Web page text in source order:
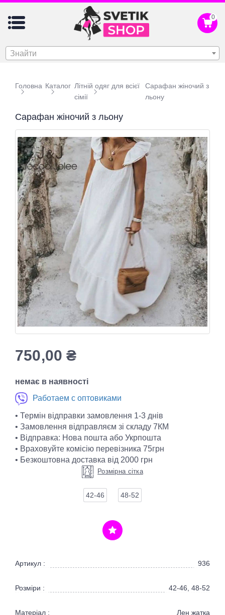
0
Знайти
Головна Каталог Літній одяг для всієї
сімії
Сарафан жіночий з
льону
Сарафан жіночий з льону
750,00₴
немає в наявності
Работаем с оптовиками
• Термін відправки замовлення 1-3 днів
• Замовлення відправляєм зі складу 7КМ
• Відправка: Нова пошта або Укрпошта
• Враховуйте комісію перевізника 75грн
• Безкоштовна доставка від 2000 грн
Розмірна сітка
42-46 48-52
Артикул : 936
Розміри : 42-46, 48-52
Матеріал : Лен жатка